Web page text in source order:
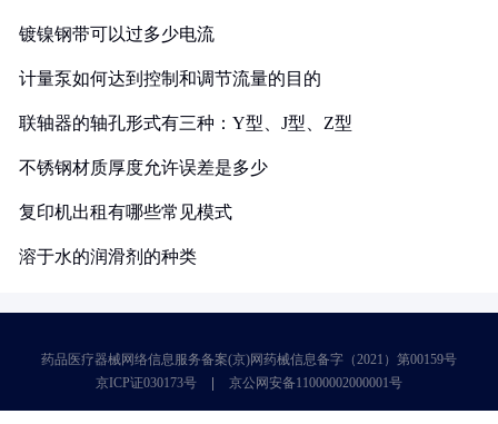
镀镍钢带可以过多少电流
计量泵如何达到控制和调节流量的目的
联轴器的轴孔形式有三种：Y型、J型、Z型
不锈钢材质厚度允许误差是多少
复印机出租有哪些常见模式
溶于水的润滑剂的种类
药品医疗器械网络信息服务备案(京)网药械信息备字（2021）第00159号
京ICP证030173号
京公网安备11000002000001号